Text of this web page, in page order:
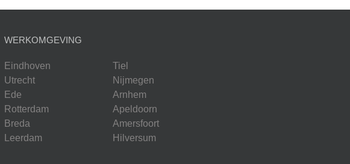
WERKOMGEVING
Eindhoven
Utrecht
Ede
Rotterdam
Breda
Leerdam
Tiel
Nijmegen
Arnhem
Apeldoorn
Amersfoort
Hilversum